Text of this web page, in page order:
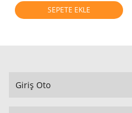
SEPETE EKLE
Giriş Oto